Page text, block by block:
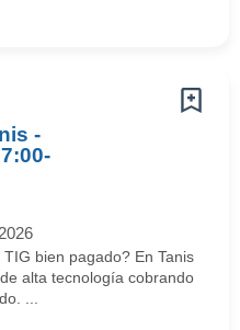
-
bien pagado? En Tanis
alta tecnología cobrando
...